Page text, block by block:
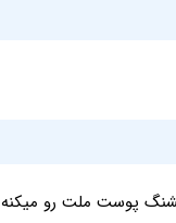
پوست ملت رو میکنه